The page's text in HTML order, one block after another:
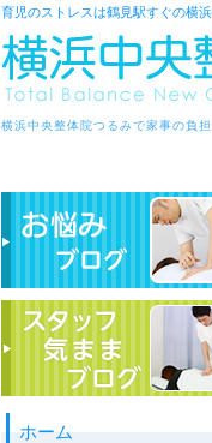
育児のストレスは鶴見駅すぐの横
横浜中央整体院つるみで家事の負
ホーム